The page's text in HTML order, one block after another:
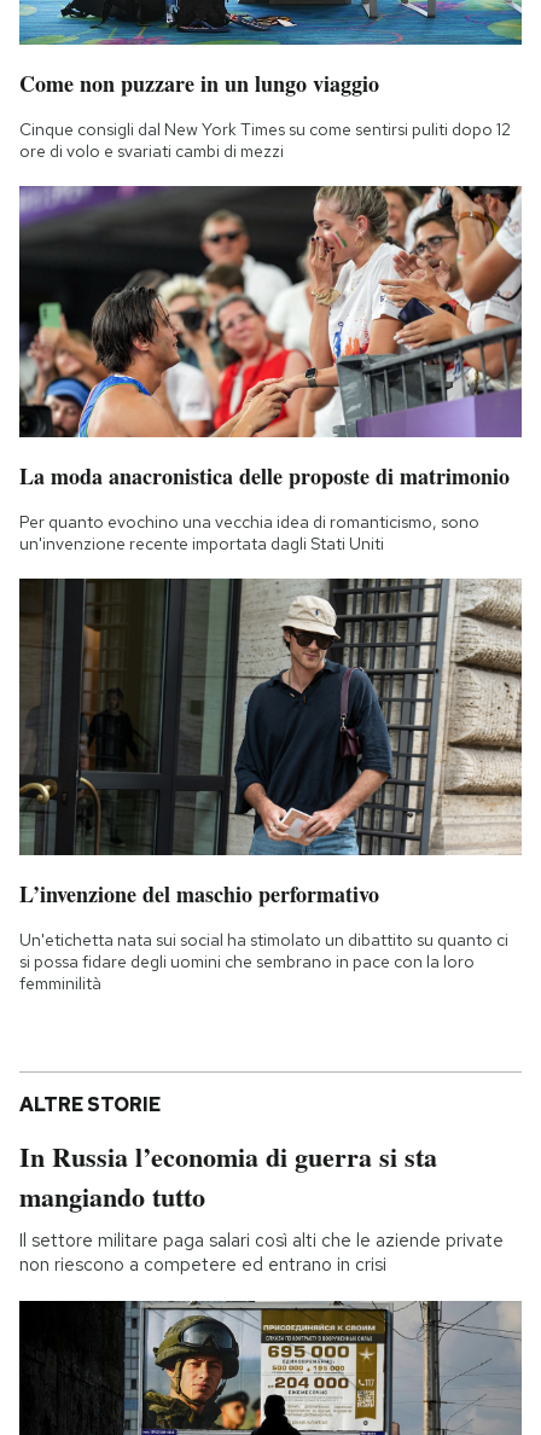
Come non puzzare in un lungo viaggio
Cinque consigli dal New York Times su come sentirsi puliti dopo 12
ore di volo e svariati cambi di mezzi
La moda anacronistica delle proposte di matrimonio
Per quanto evochino una vecchia idea di romanticismo, sono
un'invenzione recente importata dagli Stati Uniti
L’invenzione del maschio performativo
Un'etichetta nata sui social ha stimolato un dibattito su quanto ci
si possa fidare degli uomini che sembrano in pace con la loro
femminilità
ALTRE STORIE
In Russia l’economia di guerra si sta
mangiando tutto
Il settore militare paga salari così alti che le aziende private
non riescono a competere ed entrano in crisi